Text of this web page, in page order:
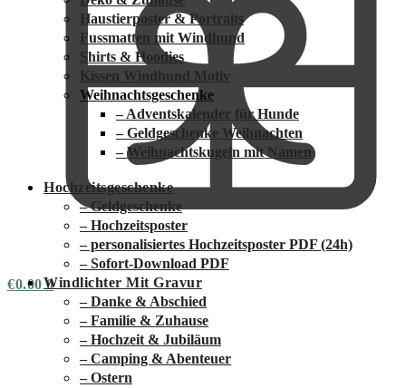
€0.00 0
Haustierposter & Portraits
Fussmatten mit Windhund
Shirts & Hoodies
Kissen Windhund Motiv
Weihnachtsgeschenke
– Adventskalender für Hunde
– Geldgeschenke Weihnachten
– Weihnachtskugeln mit Namen
Hochzeitsgeschenke
– Geldgeschenke
– Hochzeitsposter
– personalisiertes Hochzeitsposter PDF (24h)
– Sofort-Download PDF
Windlichter Mit Gravur
– Danke & Abschied
– Familie & Zuhause
– Hochzeit & Jubiläum
– Camping & Abenteuer
– Ostern